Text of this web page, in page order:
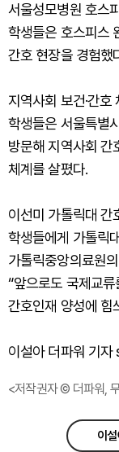
서울성모병원 호스
학생들은 호스피스
간호 현장을 경험했
지역사회 보건·간
학생들은 서울특별
방문해 지역사회 간
체계를 살폈다.
이선미 가톨릭대 간
학생들에게 가톨릭
가톨릭중앙의료원
“앞으로도 국제교
간호인재 양성에 힘
이설아 더파워 기
<저작권자 © 더파워,
이